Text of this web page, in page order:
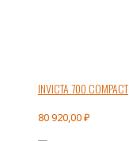
INVICTA 700 COMPACT
80 920,00₽